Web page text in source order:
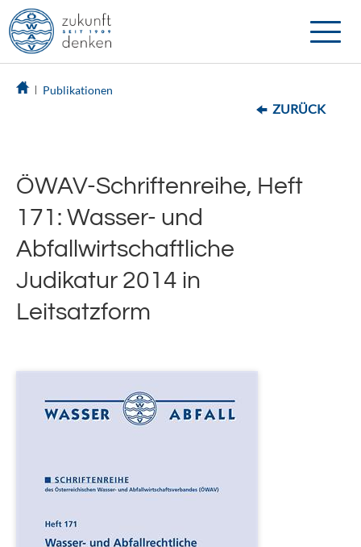
Toggle
Publikationen
ZURÜCK
ÖWAV-Schriftenreihe, Heft
171: Wasser- und
Abfallwirtschaftliche
Judikatur 2014 in
Leitsatzform